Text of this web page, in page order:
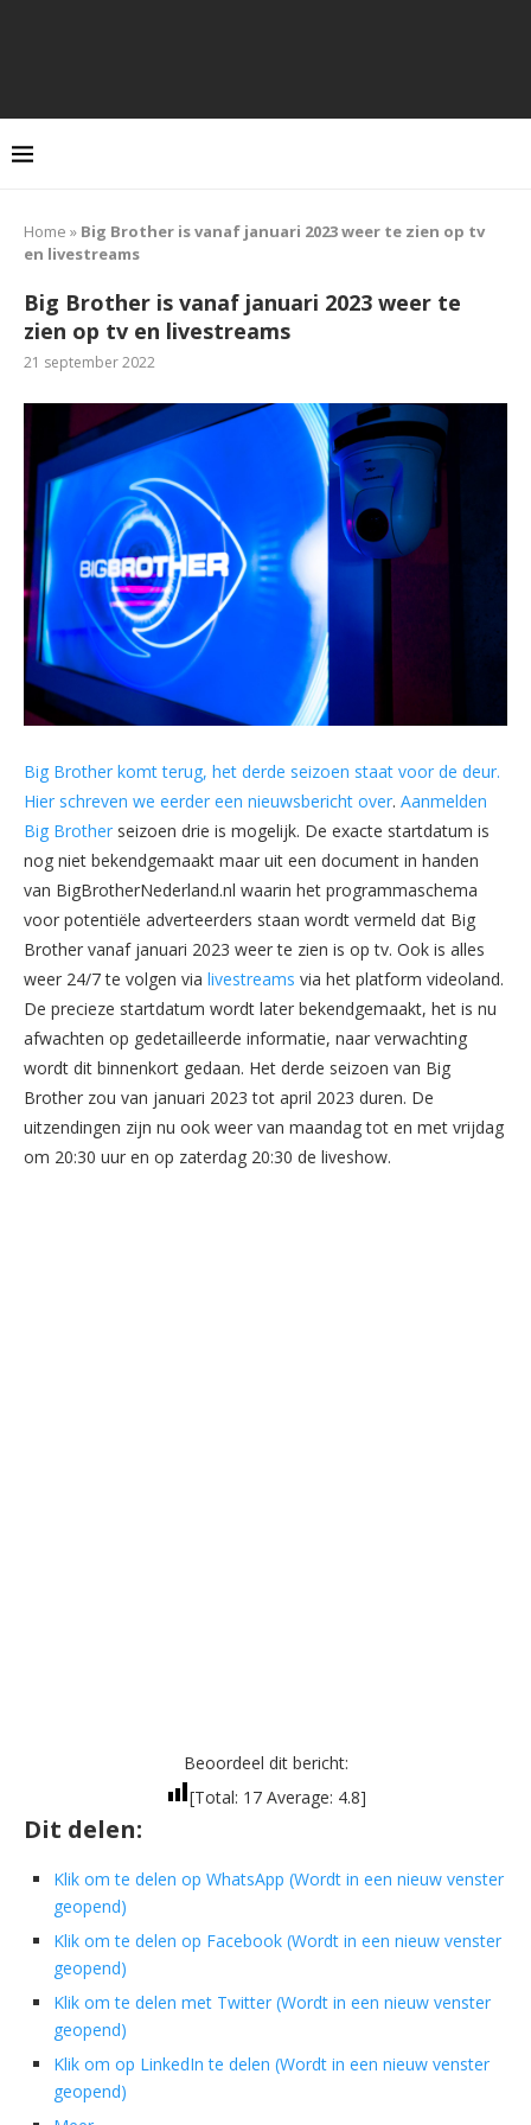
Home » Big Brother is vanaf januari 2023 weer te zien op tv
en livestreams
Big Brother is vanaf januari 2023 weer te
zien op tv en livestreams
21 september 2022
Big Brother komt terug, het derde seizoen staat voor de deur.
Hier schreven we eerder een nieuwsbericht over. Aanmelden
Big Brother seizoen drie is mogelijk. De exacte startdatum is
nog niet bekendgemaakt maar uit een document in handen
van BigBrotherNederland.nl waarin het programmaschema
voor potentiële adverteerders staan wordt vermeld dat Big
Brother vanaf januari 2023 weer te zien is op tv. Ook is alles
weer 24/7 te volgen via livestreams via het platform videoland.
De precieze startdatum wordt later bekendgemaakt, het is nu
afwachten op gedetailleerde informatie, naar verwachting
wordt dit binnenkort gedaan. Het derde seizoen van Big
Brother zou van januari 2023 tot april 2023 duren. De
uitzendingen zijn nu ook weer van maandag tot en met vrijdag
om 20:30 uur en op zaterdag 20:30 de liveshow.
Beoordeel dit bericht:
[Total: 17Average: 4.8]
Dit delen:
Klik om te delen op WhatsApp (Wordt in een nieuw venster
geopend)
Klik om te delen op Facebook (Wordt in een nieuw venster
geopend)
Klik om te delen met Twitter (Wordt in een nieuw venster
geopend)
Klik om op LinkedIn te delen (Wordt in een nieuw venster
geopend)